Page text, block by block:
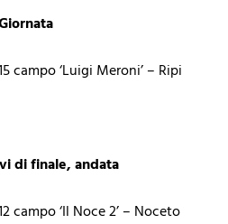
campo ‘Luigi Meroni’ – Ripi
di finale, andata
campo ‘Il Noce 2’ – Noceto